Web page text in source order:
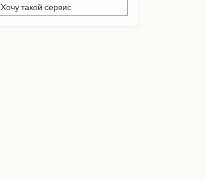
Хочу такой сервис